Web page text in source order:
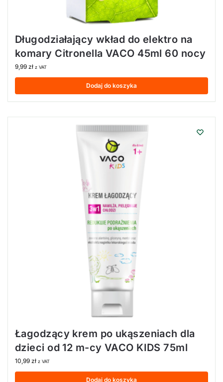
Długodziałający wkład do elektro na
komary Citronella VACO 45ml 60 nocy
9,99 zł z VAT
Dodaj do koszyka
Łagodzący krem po ukąszeniach dla
dzieci od 12 m-cy VACO KIDS 75ml
10,99 zł z VAT
Dodaj do koszyka